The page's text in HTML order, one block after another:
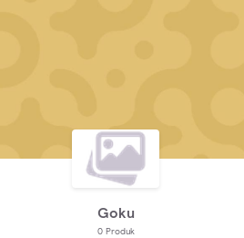
Goku
0Produk